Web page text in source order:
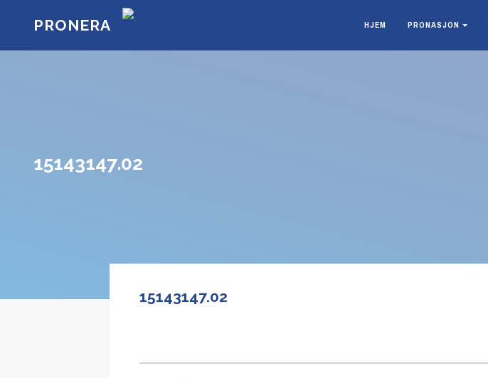
PRONERA HJEM PRONASJON
15143147.02
15143147.02